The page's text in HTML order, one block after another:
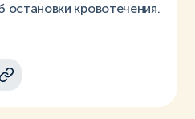
остановки кровотечения.